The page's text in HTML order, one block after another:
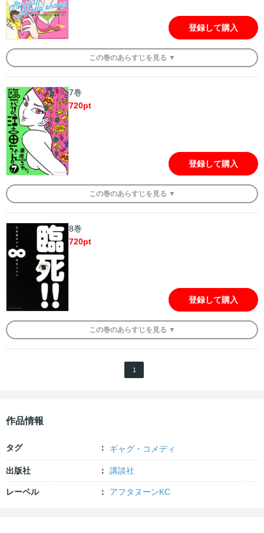
登録して購入
この巻のあらすじを 見る ▼
7巻
720pt
登録して購入
この巻のあらすじを 見る ▼
8巻
720pt
登録して購入
この巻のあらすじを 見る ▼
1
作品情報
タグ ギャグ・コメディ
出版社 講談社
レーベル アフタヌーンKC